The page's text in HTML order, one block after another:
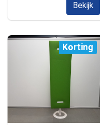
Bekijk
Korting